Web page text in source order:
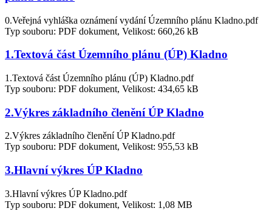
0.Veřejná vyhláška oznámení vydání Územního plánu Kladno.pdf
Typ souboru: PDF dokument, Velikost: 660,26 kB
1.Textová část Územního plánu (ÚP) Kladno
1.Textová část Územního plánu (ÚP) Kladno.pdf
Typ souboru: PDF dokument, Velikost: 434,65 kB
2.Výkres základního členění ÚP Kladno
2.Výkres základního členění ÚP Kladno.pdf
Typ souboru: PDF dokument, Velikost: 955,53 kB
3.Hlavní výkres ÚP Kladno
3.Hlavní výkres ÚP Kladno.pdf
Typ souboru: PDF dokument, Velikost: 1,08 MB